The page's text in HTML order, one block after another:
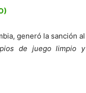
generó la sanción al
de juego limpio y